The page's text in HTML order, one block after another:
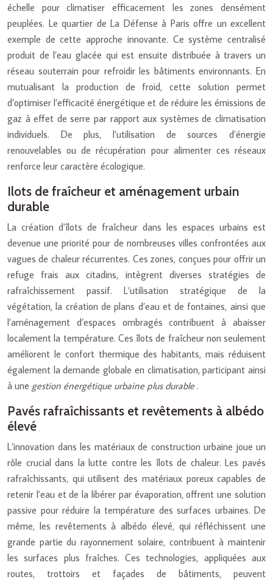
échelle pour climatiser efficacement les zones densément
peuplées. Le quartier de La Défense à Paris offre un excellent
exemple de cette approche innovante. Ce système centralisé
produit de l’eau glacée qui est ensuite distribuée à travers un
réseau souterrain pour refroidir les bâtiments environnants. En
mutualisant la production de froid, cette solution permet
d’optimiser l’efficacité énergétique et de réduire les émissions de
gaz à effet de serre par rapport aux systèmes de climatisation
individuels. De plus, l’utilisation de sources d’énergie
renouvelables ou de récupération pour alimenter ces réseaux
renforce leur caractère écologique.
Ilots de fraîcheur et aménagement urbain
durable
La création d’îlots de fraîcheur dans les espaces urbains est
devenue une priorité pour de nombreuses villes confrontées aux
vagues de chaleur récurrentes. Ces zones, conçues pour offrir un
refuge frais aux citadins, intègrent diverses stratégies de
rafraîchissement passif. L’utilisation stratégique de la
végétation, la création de plans d’eau et de fontaines, ainsi que
l’aménagement d’espaces ombragés contribuent à abaisser
localement la température. Ces îlots de fraîcheur non seulement
améliorent le confort thermique des habitants, mais réduisent
également la demande globale en climatisation, participant ainsi
à une gestion énergétique urbaine plus durable .
Pavés rafraîchissants et revêtements à albédo
élevé
L’innovation dans les matériaux de construction urbaine joue un
rôle crucial dans la lutte contre les îlots de chaleur. Les pavés
rafraîchissants, qui utilisent des matériaux poreux capables de
retenir l’eau et de la libérer par évaporation, offrent une solution
passive pour réduire la température des surfaces urbaines. De
même, les revêtements à albédo élevé, qui réfléchissent une
grande partie du rayonnement solaire, contribuent à maintenir
les surfaces plus fraîches. Ces technologies, appliquées aux
routes, trottoirs et façades de bâtiments, peuvent